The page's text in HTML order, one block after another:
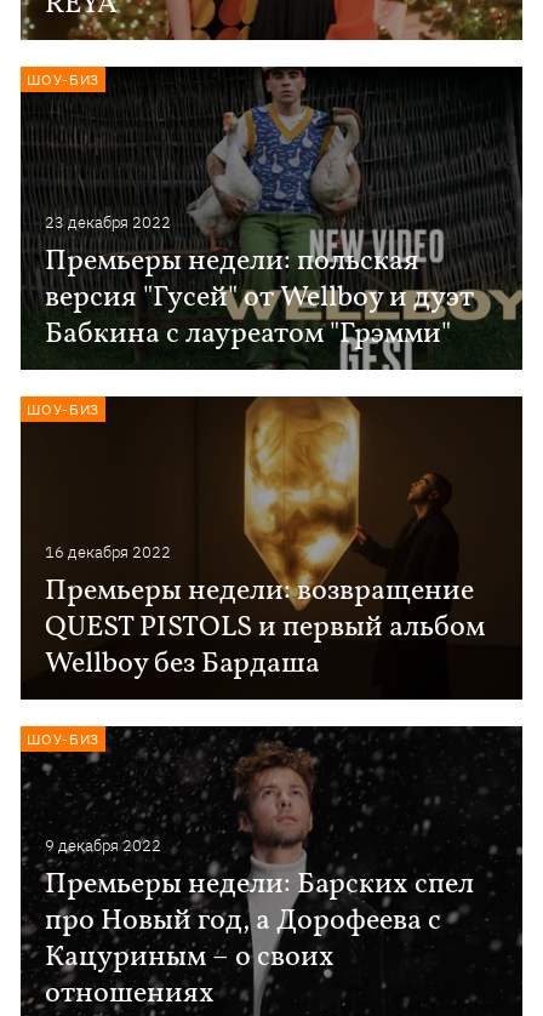
23 декабря 2022
Премьеры недели: польская
версия "Гусей" от Wellboy и дуэт
Бабкина с лауреатом "Грэмми"
ШОУ-БИЗ
16 декабря 2022
Премьеры недели: возвращение
QUEST PISTOLS и первый альбом
Wellboy без Бардаша
ШОУ-БИЗ
9 декабря 2022
Премьеры недели: Барских спел
про Новый год, а Дорофеева с
Кацуриным – о своих
отношениях
ШОУ-БИЗ